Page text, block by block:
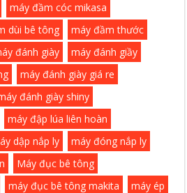
máy đầm cóc mikasa
dùi bê tông
máy đầm thước
đánh giày
máy đánh giầy
máy đánh giày giá re
đánh giày shiny
máy đập lúa liên hoàn
dập nắp ly
máy đóng nắp ly
Máy đục bê tông
máy đục bê tông makita
máy ép